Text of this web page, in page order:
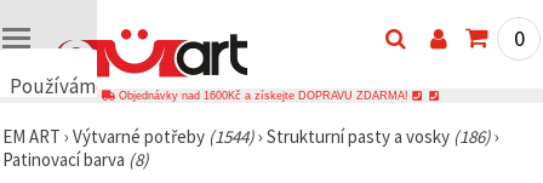
Používáme
🍪
Používáme
0
Objednávky nad 1600Kč a získejte DOPRAVU ZDARMA!
EM ART › Výtvarné potřeby (1544)› Strukturní pasty a vosky (186)›
Patinovací barva (8)